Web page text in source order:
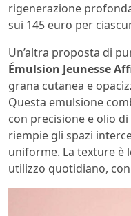
rigenerazione
sui 145 euro per
Un’altra proposta di
Émulsion Jeunesse
grana cutanea e
Questa emulsione
con precisione e olio
riempie gli spazi
uniforme. La texture è
utilizzo quotidiano,